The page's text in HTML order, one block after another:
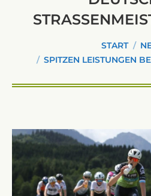
START
SPITZEN LEISTUNGEN